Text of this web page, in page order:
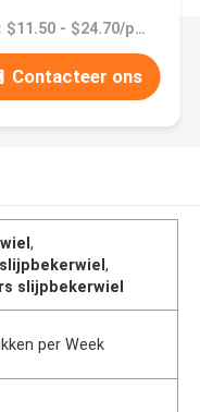
Prijs：$11.50 - $24.70/pieces
Contacteer ons
,
,
slijpbekerwiel
per Week